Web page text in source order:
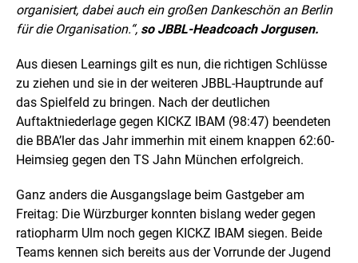
organisiert, dabei auch ein großen Dankeschön an Berlin
für die Organisation.“, so JBBL-Headcoach Jorgusen.
Aus diesen Learnings gilt es nun, die richtigen Schlüsse
zu ziehen und sie in der weiteren JBBL-Hauptrunde auf
das Spielfeld zu bringen. Nach der deutlichen
Auftaktniederlage gegen KICKZ IBAM (98:47) beendeten
die BBA’ler das Jahr immerhin mit einem knappen 62:60-
Heimsieg gegen den TS Jahn München erfolgreich.
Ganz anders die Ausgangslage beim Gastgeber am
Freitag: Die Würzburger konnten bislang weder gegen
ratiopharm Ulm noch gegen KICKZ IBAM siegen. Beide
Teams kennen sich bereits aus der Vorrunde der Jugend